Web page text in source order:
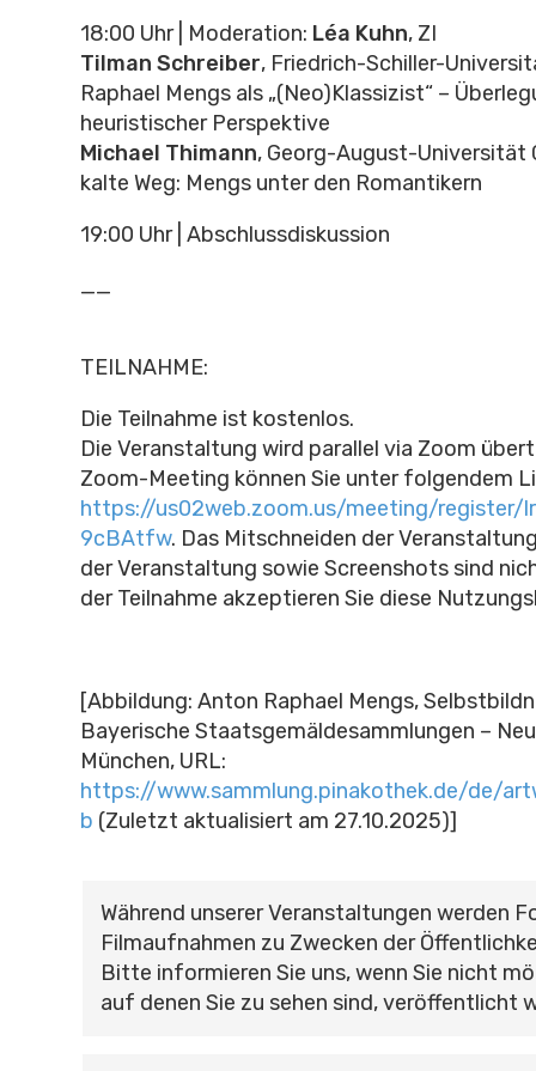
18:00 Uhr | Moderation: Léa Kuhn, ZI
Tilman Schreiber, Friedrich-Schiller-
Raphael Mengs als „(Neo)Klassizist“ –
heuristischer Perspektive
Michael Thimann, Georg-August-Universität
kalte Weg: Mengs unter den Romantikern
19:00 Uhr | Abschlussdiskussion
__
TEILNAHME:
Die Teilnahme ist kostenlos.
Die Veranstaltung wird parallel via Zoom
Zoom-Meeting können Sie unter folgendem
https://us02web.zoom.us/meeting/register/
9cBAtfw. Das Mitschneiden der
der Veranstaltung sowie Screenshots sind
der Teilnahme akzeptieren Sie diese
[Abbildung: Anton Raphael Mengs,
Bayerische Staatsgemäldesammlungen –
München, URL:
https://www.sammlung.pinakothek.de/de/
b (Zuletzt aktualisiert am 27.10.2025)]
Während unserer Veranstaltungen werden
Filmaufnahmen zu Zwecken der
Bitte informieren Sie uns, wenn Sie nicht
auf denen Sie zu sehen sind, veröffentlicht